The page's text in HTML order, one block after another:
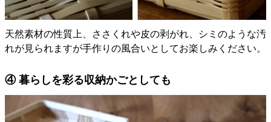
天然素材の性質上、ささくれや皮の剥がれ、シミのような汚
れが見られますが手作りの風合いとしてお楽しみください。
④ 暮らしを彩る収納かごとしても